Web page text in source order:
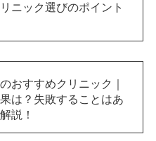
ニック選びのポイント
おすすめクリニック｜
は？失敗することはあ
説！